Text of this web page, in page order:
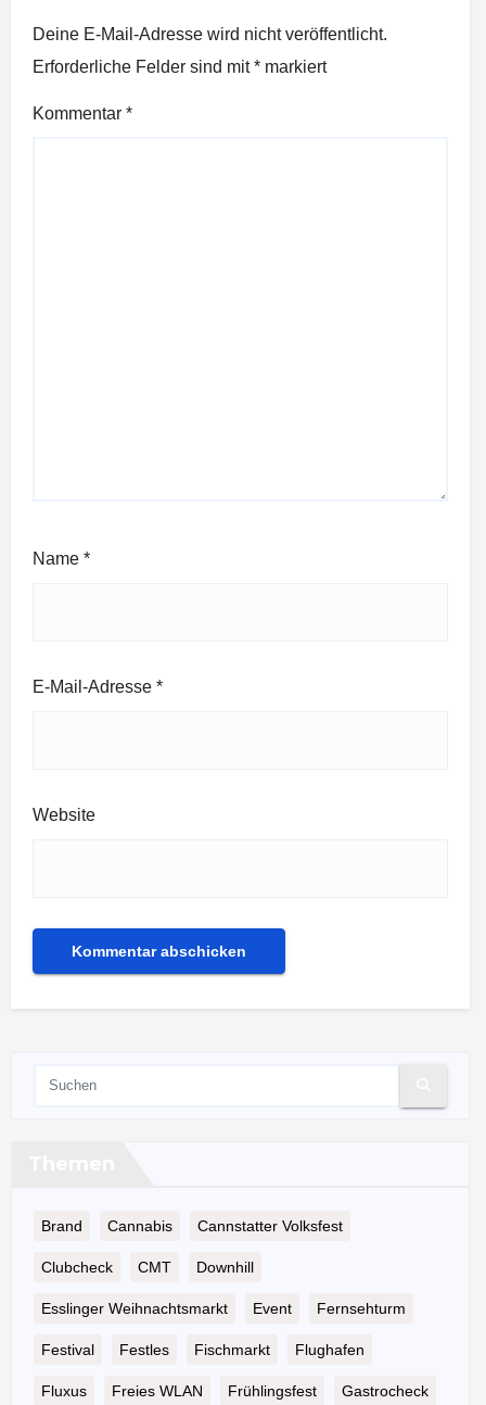
Deine E-Mail-Adresse wird nicht veröffentlicht.
Erforderliche Felder sind mit* markiert
Kommentar *
Name *
E-Mail-Adresse *
Website
Brand Cannabis Cannstatter Volksfest
Clubcheck CMT Downhill
Esslinger Weihnachtsmarkt Event Fernsehturm
Festival Festles Fischmarkt Flughafen
Fluxus Freies WLAN Frühlingsfest Gastrocheck